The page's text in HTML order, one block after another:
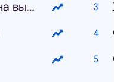
Наблюдателем на выборах